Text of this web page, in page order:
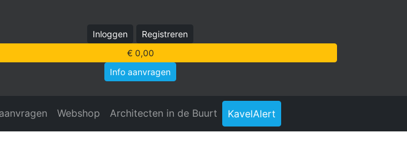
Inloggen
Registreren
€ 0,00
Info aanvragen
Webshop Architecten in de Buurt KavelAlert